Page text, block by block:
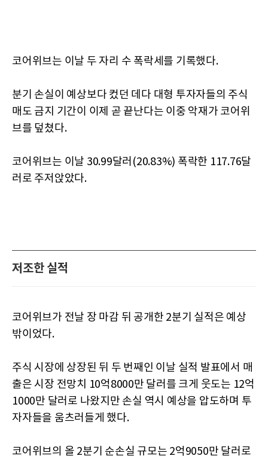
코어위브는 이날 두 자리 수 폭락세를 기록했다.
분기 손실이 예상보다 컸던 데다 대형 투자자들의 주식
매도 금지 기간이 이제 곧 끝난다는 이중 악재가 코어위
브를 덮쳤다.
코어위브는 이날 30.99달러(20.83%) 폭락한 117.76달
러로 주저앉았다.
저조한 실적
코어위브가 전날 장 마감 뒤 공개한 2분기 실적은 예상
밖이었다.
주식 시장에 상장된 뒤 두 번째인 이날 실적 발표에서 매
출은 시장 전망치 10억8000만 달러를 크게 웃도는 12억
1000만 달러로 나왔지만 손실 역시 예상을 압도하며 투
자자들을 움츠러들게 했다.
코어위브의 올 2분기 순손실 규모는 2억9050만 달러로